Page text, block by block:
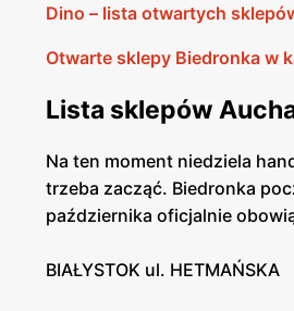
Dino – lista otwartych
Otwarte sklepy Biedronka w
Lista sklepów
Na ten moment niedziela
trzeba zacząć. Biedronka
października oficjalnie
BIAŁYSTOK ul. HETMAŃSKA